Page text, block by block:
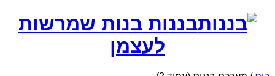
בננות בנות שמרשות
לעצמן